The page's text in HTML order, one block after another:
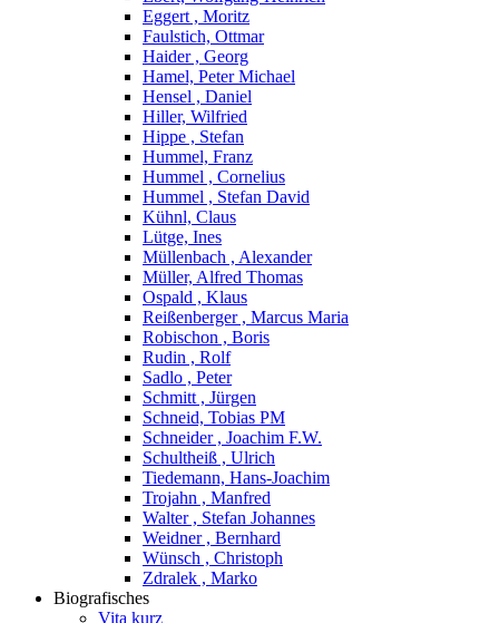
Eggert , Moritz
Faulstich, Ottmar
Haider , Georg
Hamel, Peter Michael
Hensel , Daniel
Hiller, Wilfried
Hippe , Stefan
Hummel, Franz
Hummel , Cornelius
Hummel , Stefan David
Kühnl, Claus
Lütge, Ines
Müllenbach , Alexander
Müller, Alfred Thomas
Ospald , Klaus
Reißenberger , Marcus Maria
Robischon , Boris
Rudin , Rolf
Sadlo , Peter
Schmitt , Jürgen
Schneid, Tobias PM
Schneider , Joachim F.W.
Schultheiß , Ulrich
Tiedemann, Hans-Joachim
Trojahn , Manfred
Walter , Stefan Johannes
Weidner , Bernhard
Wünsch , Christoph
Zdralek , Marko
Biografisches
Vita kurz